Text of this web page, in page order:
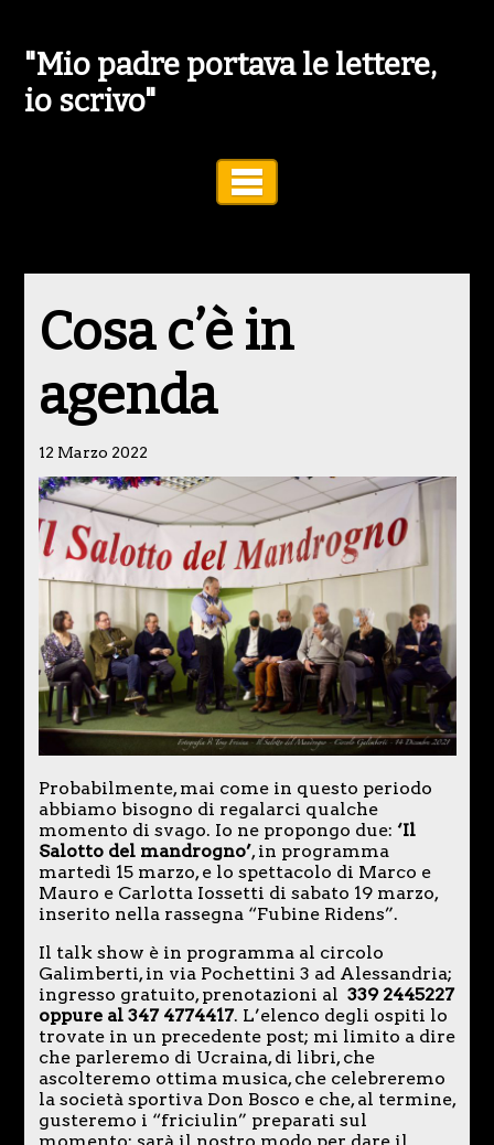
"Mio padre portava le lettere,
io scrivo"
Cosa c’è in
agenda
12 Marzo 2022
Probabilmente, mai come in questo periodo
abbiamo bisogno di regalarci qualche
momento di svago. Io ne propongo due: ‘Il
Salotto del mandrogno’, in programma
martedì 15 marzo, e lo spettacolo di Marco e
Mauro e Carlotta Iossetti di sabato 19 marzo,
inserito nella rassegna “Fubine Ridens”.
Il talk show è in programma al circolo
Galimberti, in via Pochettini 3 ad Alessandria;
ingresso gratuito, prenotazioni al 339 2445227
oppure al 347 4774417. L’elenco degli ospiti lo
trovate in un precedente post; mi limito a dire
che parleremo di Ucraina, di libri, che
ascolteremo ottima musica, che celebreremo
la società sportiva Don Bosco e che, al termine,
gusteremo i “friciulin” preparati sul